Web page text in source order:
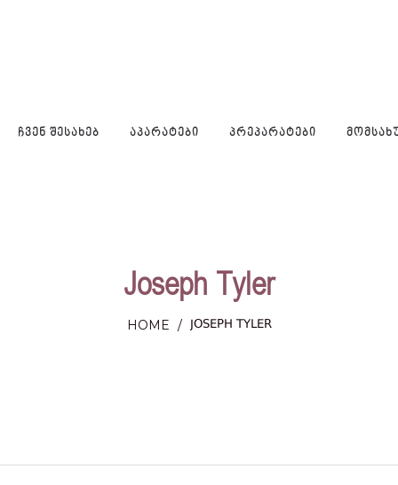
ᲩᲕᲔᲜ ᲨᲔᲡᲐᲮᲔᲑ ᲐᲞᲐᲠᲐᲢᲔᲑᲘ ᲞᲠᲔᲞᲐᲠᲐᲢᲔᲑᲘ
Joseph Tyler
HOME / JOSEPH TYLER